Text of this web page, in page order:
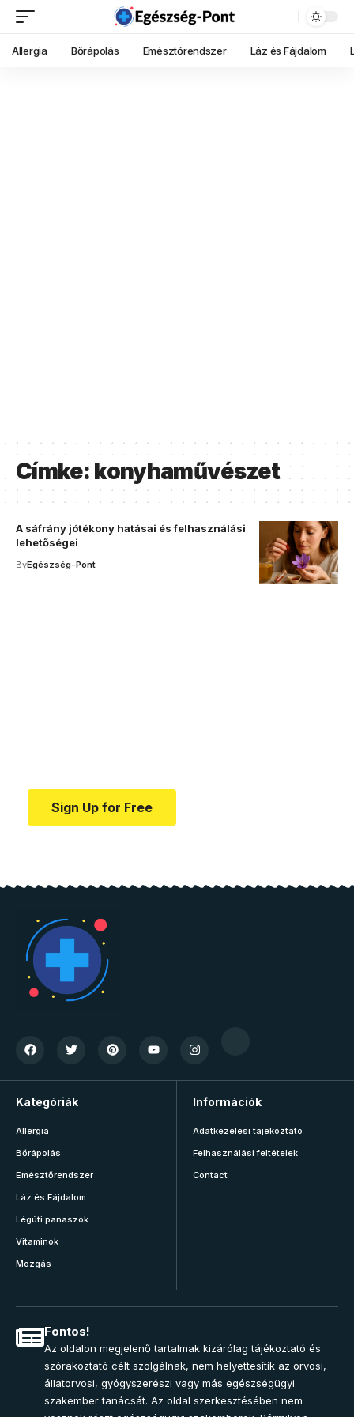
Allergia Bőrápolás Emésztőrendszer Láz és Fájdalom
Címke: konyhaművészet
A sáfrány jótékony hatásai és felhasználási
lehetőségei
ByEgészség-Pont
Sign Up for Free
Kategóriák
Allergia
Bőrápolás
Emésztőrendszer
Láz és Fájdalom
Légúti panaszok
Vitaminok
Mozgás
Információk
Adatkezelési tájékoztató
Felhasználási feltételek
Contact
Fontos!
Az oldalon megjelenő tartalmak kizárólag tájékoztató és
szórakoztató célt szolgálnak, nem helyettesítik az orvosi,
állatorvosi, gyógyszerészi vagy más egészségügyi
szakember tanácsát. Az oldal szerkesztésében nem